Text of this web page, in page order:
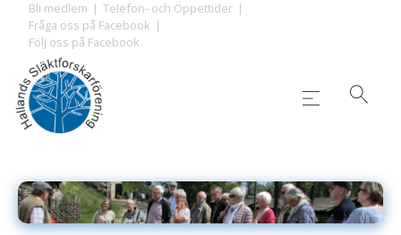
content
Bli medlem
Telefon- och Öppettider
Fråga oss på Facebook
Följ oss på Facebook